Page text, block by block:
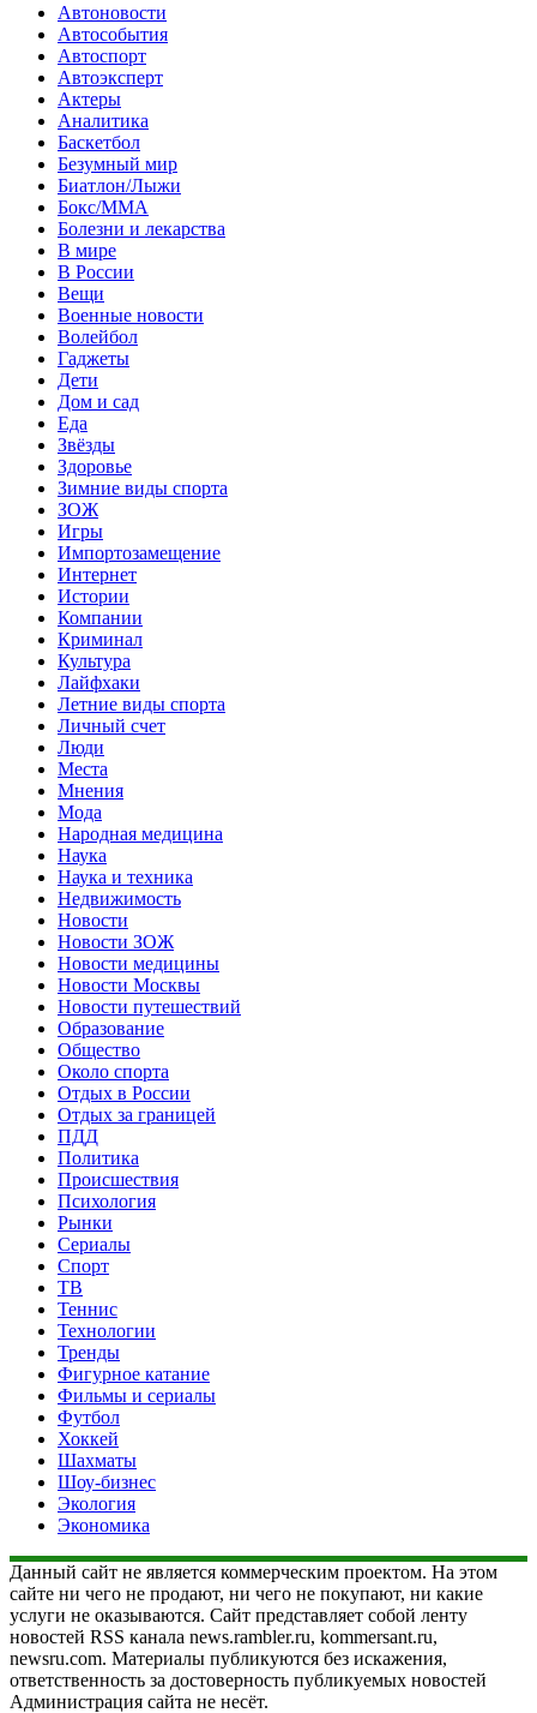
Автоновости
Автособытия
Автоспорт
Автоэксперт
Актеры
Аналитика
Баскетбол
Безумный мир
Биатлон/Лыжи
Бокс/MMA
Болезни и лекарства
В мире
В России
Вещи
Военные новости
Волейбол
Гаджеты
Дети
Дом и сад
Еда
Звёзды
Здоровье
Зимние виды спорта
ЗОЖ
Игры
Импортозамещение
Интернет
Истории
Компании
Криминал
Культура
Лайфхаки
Летние виды спорта
Личный счет
Люди
Места
Мнения
Мода
Народная медицина
Наука
Наука и техника
Недвижимость
Новости
Новости ЗОЖ
Новости медицины
Новости Москвы
Новости путешествий
Образование
Общество
Около спорта
Отдых в России
Отдых за границей
ПДД
Политика
Происшествия
Психология
Рынки
Сериалы
Спорт
ТВ
Теннис
Технологии
Тренды
Фигурное катание
Фильмы и сериалы
Футбол
Хоккей
Шахматы
Шоу-бизнес
Экология
Экономика
Данный сайт не является коммерческим проектом. На этом
сайте ни чего не продают, ни чего не покупают, ни какие
услуги не оказываются. Сайт представляет собой ленту
новостей RSS канала news.rambler.ru, kommersant.ru,
newsru.com. Материалы публикуются без искажения,
ответственность за достоверность публикуемых новостей
Администрация сайта не несёт.